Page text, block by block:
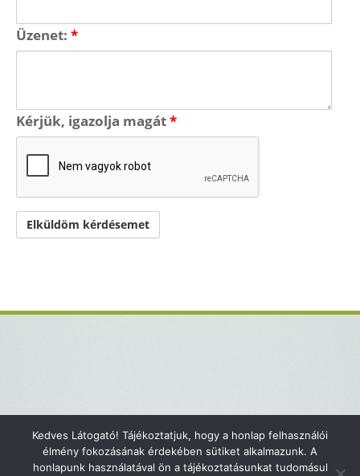
Üzenet: *
Kérjük, igazolja magát*
Kapcsolat
Impresszum
Adatvédelmi tájékoztató
Kedves Látogató! Tájékoztatjuk, hogy a honlap felhasználói
élmény fokozásának érdekében sütiket alkalmazunk. A
honlapunk használatával ön a tájékoztatásunkat tudomásul